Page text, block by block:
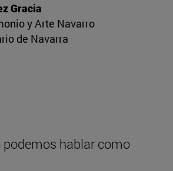
Gracia
y Arte Navarro
de Navarra
podemos hablar como